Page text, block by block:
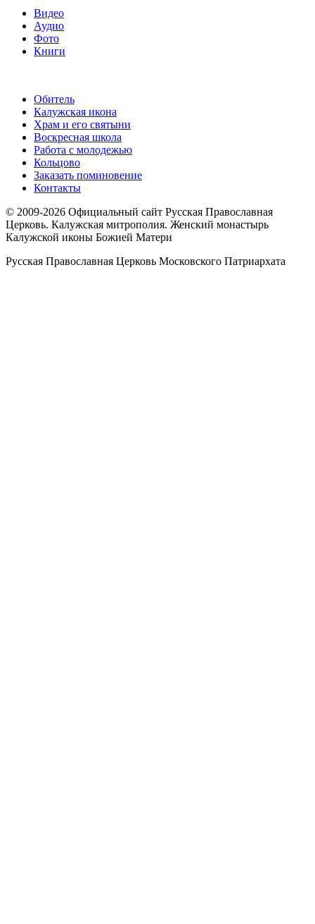
Видео
Аудио
Фото
Книги
Обитель
Калужская икона
Храм и его святыни
Воскресная школа
Работа с молодежью
Кольцово
Заказать поминовение
Контакты
© 2009-2026 Официальный сайт Русская Православная
Церковь. Калужская митрополия. Женский монастырь
Калужской иконы Божией Матери
Русская Православная Церковь Московского Патриархата